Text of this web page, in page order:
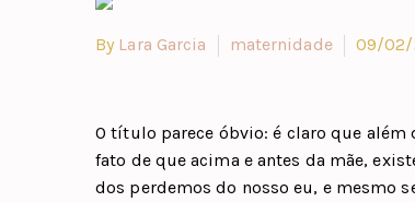
By Lara Garcia maternidade 09/02/
O título parece óbvio: é claro que
fato de que acima e antes da mãe,
dos perdemos do nosso eu, e mesmo